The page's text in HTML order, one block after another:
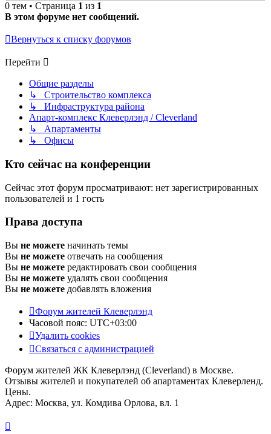
0 тем • Страница 1 из 1
В этом форуме нет сообщений.
Вернуться к списку форумов
Перейти
Общие разделы
↳ Строительство комплекса
↳ Инфраструктура района
Апарт-комплекс Клеверлэнд / Cleverland
↳ Апартаменты
↳ Офисы
Кто сейчас на конференции
Сейчас этот форум просматривают: нет зарегистрированных
пользователей и 1 гость
Права доступа
Вы не можете начинать темы
Вы не можете отвечать на сообщения
Вы не можете редактировать свои сообщения
Вы не можете удалять свои сообщения
Вы не можете добавлять вложения
Форум жителей Клеверлэнд
Часовой пояс: UTC+03:00
Удалить cookies
Связаться с администрацией
Форум жителей ЖК Клеверлэнд (Cleverland) в Москве.
Отзывы жителей и покупателей об апартаментах Клеверленд.
Цены.
Адрес: Москва, ул. Комдива Орлова, вл. 1